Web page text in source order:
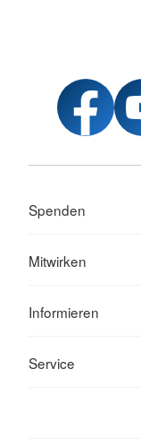
Spenden
Mitwirken
Informieren
Service